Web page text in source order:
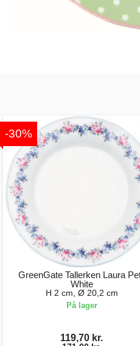
-30%
GreenGate Tallerken Laura
White
H 2 cm, Ø 20,2 cm
På lager
119,70 kr.